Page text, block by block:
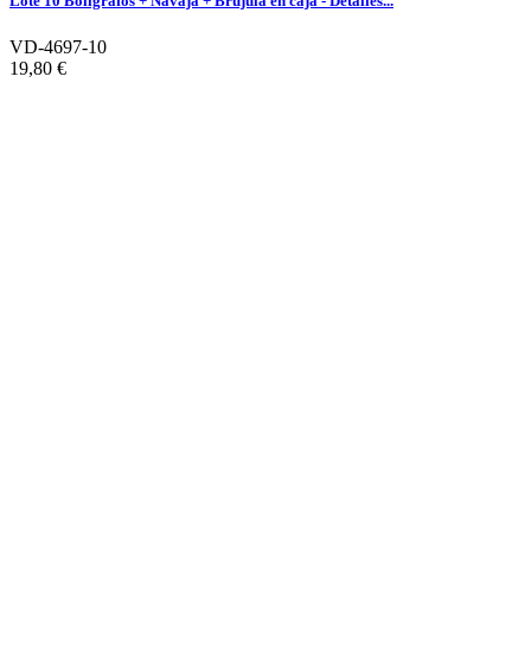
VD-4697-10
19,80 €